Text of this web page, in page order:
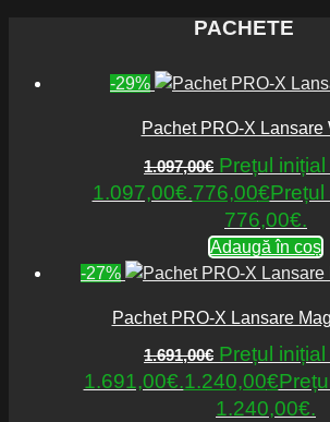
PACHETE
-29%
Pachet PRO-X Lansare
1.097,00€ Prețul
1.097,00€.776,00€
776,00€.
Adaugă în coș
-27%
Pachet PRO-X Lansare
1.691,00€ Prețul
1.691,00€.1.240,00€
1.240,00€.